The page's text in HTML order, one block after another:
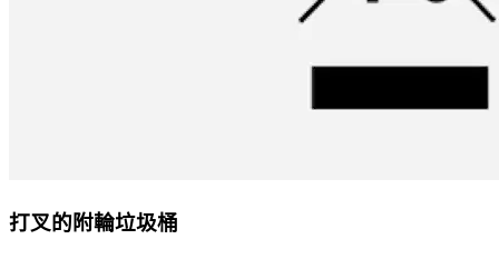
打叉的附輪垃圾桶